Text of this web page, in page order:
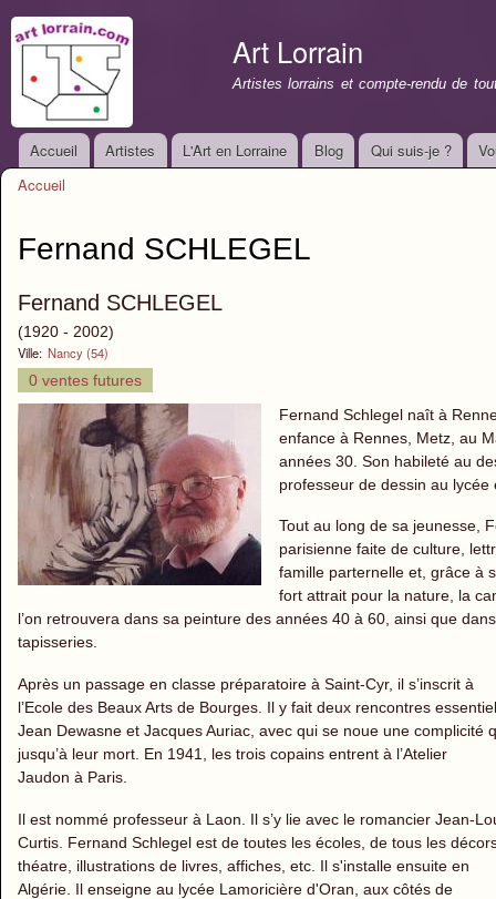
Art Lorrain
Artistes lorrains et compte-rendu de
Menu principal
Accueil Artistes L'Art en Lorraine Blog Qui suis-je ?
Accueil
Fernand SCHLEGEL
Fernand SCHLEGEL
(1920 - 2002)
Ville: Nancy (54)
0 ventes futures
Fernand Schlegel naît à
enfance à Rennes, Metz, au
années 30. Son habileté au
professeur de dessin au lycée
Tout au long de sa jeunesse,
parisienne faite de culture,
famille parternelle et, grâce à
fort attrait pour la nature, la
l’on retrouvera dans sa peinture des années 40 à 60, ainsi que
tapisseries.
Après un passage en classe préparatoire à Saint-Cyr, il s’inscrit à
l’Ecole des Beaux Arts de Bourges. Il y fait deux rencontres
Jean Dewasne et Jacques Auriac, avec qui se noue une complicité
jusqu’à leur mort. En 1941, les trois copains entrent à l’Atelier
Jaudon à Paris.
Il est nommé professeur à Laon. Il s’y lie avec le romancier Jean-
Curtis. Fernand Schlegel est de toutes les écoles, de tous les
théatre, illustrations de livres, affiches, etc. Il s'installe ensuite en
Algérie. Il enseigne au lycée Lamoricière d'Oran, aux côtés de